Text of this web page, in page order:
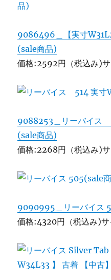
9086496＿【実寸
(sale商品)
価格:2592円（税込み)
9088253＿リーバイス
(sale商品)
価格:2268円（税込み)
9090995＿リーバイス
価格:4320円（税込み)